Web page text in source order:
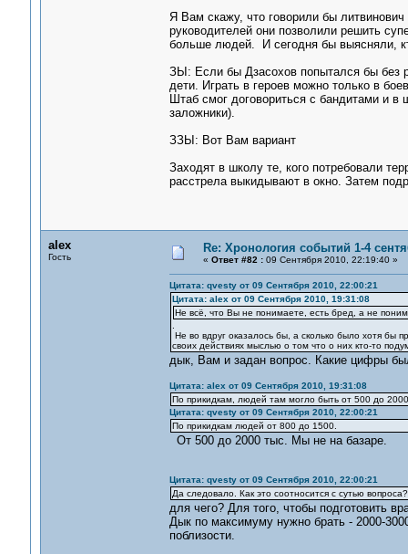
Я Вам скажу, что говорили бы
руководителей они позволили решить
больше людей. И сегодня бы выясняли,
ЗЫ: Если бы Дзасохов попытался бы без
дети. Играть в героев можно только в
Штаб смог договориться с бандитами и в
заложники).
ЗЗЫ: Вот Вам вариант
Заходят в школу те, кого потребовали
расстрела выкидывают в окно. Затем
alex
Гость
Re: Хронология событий 1-4
« Ответ #82 :09 Сентября 2010, 22:19:40 »
Цитата: qvesty от 09 Сентября 2010, 22:00:21
Цитата: alex от 09 Сентября 2010, 19:31:08
Не всё, что Вы не понимаете, есть бред, а не
Не во вдруг оказалось бы, а сколько было хотя
своих действиях мыслью о том что о них кто-то
дык, Вам и задан вопрос. Какие цифры
Цитата: alex от 09 Сентября 2010, 19:31:08
По прикидкам, людей там могло быть от 500 до
Цитата: qvesty от 09 Сентября 2010, 22:00:21
По прикидкам людей от 800 до 1500.
От 500 до 2000 тыс. Мы не на базаре.
Цитата: qvesty от 09 Сентября 2010, 22:00:21
Да следовало. Как это соотносится с сутью
для чего? Для того, чтобы подготовить
Дык по максимуму нужно брать - 2000-
поблизости.